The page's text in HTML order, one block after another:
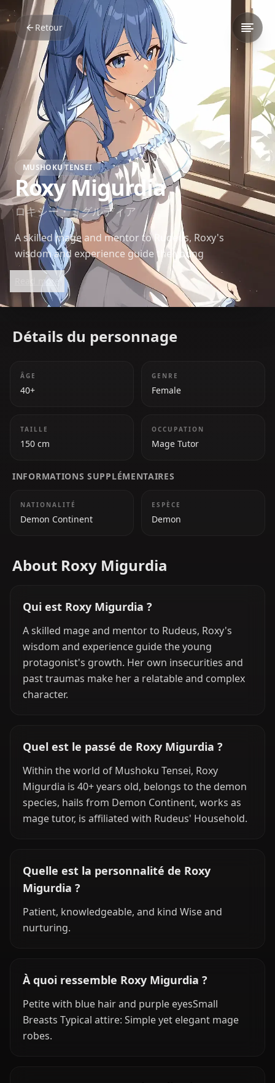
Retour
MUSHOKU TENSEI
Roxy Migurdia
ロキシー・ミグルディア
A skilled mage and mentor to Rudeus, Roxy's
wisdom and experience guide the young
protagonist's growth. Her own insecurities and past
traumas make her a relatable and complex
character.
Read more
Détails du personnage
ÂGE
40+
GENRE
Female
TAILLE
150 cm
OCCUPATION
Mage Tutor
INFORMATIONS SUPPLÉMENTAIRES
NATIONALITÉ
Demon Continent
ESPÈCE
Demon
About Roxy Migurdia
Qui est Roxy Migurdia ?
A skilled mage and mentor to Rudeus, Roxy's
wisdom and experience guide the young
protagonist's growth. Her own insecurities and
past traumas make her a relatable and complex
character.
Quel est le passé de Roxy Migurdia ?
Within the world of Mushoku Tensei, Roxy
Migurdia is 40+ years old, belongs to the demon
species, hails from Demon Continent, works as
mage tutor, is affiliated with Rudeus' Household.
Quelle est la personnalité de Roxy
Migurdia ?
Patient, knowledgeable, and kind Wise and
nurturing.
À quoi ressemble Roxy Migurdia ?
Petite with blue hair and purple eyesSmall
Breasts Typical attire: Simple yet elegant mage
robes.